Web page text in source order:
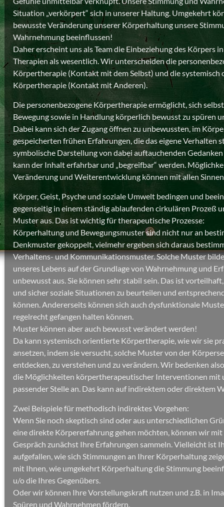
Situation „verkörpert“ sich in unserer Haltung. Umgekehrt
bewusste Veränderung unserer Körperhaltung unsere
Wahrnehmung beeinflussen!
Daher erscheint uns als Team die Einbeziehung des Körpers
Therapien als wesentlich. Wir unterscheiden die
Körpertherapie (Kontakt mit dem Selbst) und die
Körpertherapie (Kontakt mit Anderen).
Die personenbezogene Körpertherapie ermöglicht, sich
Bewegung sowie in Handlung körperlich bewusst zu spüren
Dabei kann sich der Zugang öffnen zu unbewussten, im
gespeicherten frühen Erfahrungen, die das eigene Verhalten
symbolische Darstellung von dabei auftauchenden
kann der Inhalt erfahrbar und „begreifbar“ werden.
Veränderung und Weiterentwicklung können mit allen
Körper, Geist, Psyche und soziale Umwelt bedingen und
gegenseitig in einem ständig ablaufenden cirkulären Prozeß
Muster aus. Das ist wichtig für therapeutische Prozesse:
Körperhaltung und Bewegungsmuster sind nicht nur an
Denkmuster gekoppelt, vielmehr ergeben sich daraus
Verhaltens- und Kommunikationsmuster. Solche Muster
unseres Lebens auf der Grundlage von Wahrnehmung und
unbewusst aus. Sie können sehr stabil sein. Das ist
und sicher soziale Situationen zu beurteilen und
können. Andererseits können sich auch dysfunktionale
regelrecht gefangen halten können.
Muster können aber auch bewusst verändert werden!
Da kann systemisch orientierte Körpertherapie, wie wir sie
ansetzen, indem sie versucht, solche Muster von der
entdecken, zu verstehen und zu verändern. Wir bedenken
die Möglichkeiten körpertherapeutischer Interventionen mit
passender Stelle an. Das kann auf indirektem oder direktem
Zwei Beispiele für methodisch indirektes Vorgehen:
Wenn Sie noch skeptisch sind oder aus unterschiedlichen
eine direkte Körpererfahrung gehen möchten, können wir
Gespräch zunächst Ihre Erfahrungen sammeln. Vielleicht ist
aufgefallen, wie sich Stimmungen an Ihrer Körperhaltung
mit Ihnen, wie umgekehrt Körperhaltung die Stimmung
u/o die Ihres Gegenübers.
Oder wir können Ihre Vorstellungskraft nutzen und z.B. in
Spüren und Wahrnehmen fördern.